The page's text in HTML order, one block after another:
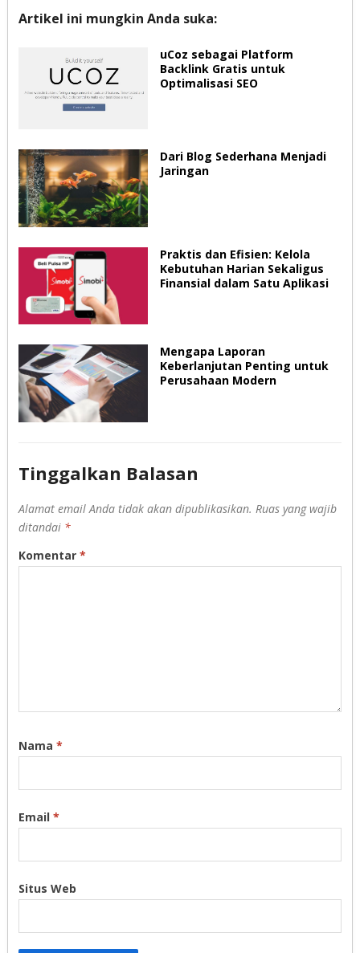
Artikel ini mungkin Anda suka:
uCoz sebagai Platform
Backlink Gratis untuk
Optimalisasi SEO
Dari Blog Sederhana Menjadi
Jaringan
Praktis dan Efisien: Kelola
Kebutuhan Harian Sekaligus
Finansial dalam Satu Aplikasi
Mengapa Laporan
Keberlanjutan Penting untuk
Perusahaan Modern
Tinggalkan Balasan
Alamat email Anda tidak akan dipublikasikan. Ruas yang wajib
ditandai *
Komentar *
Nama *
Email *
Situs Web